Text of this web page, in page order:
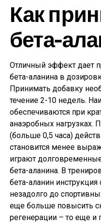
Как
бета-
Отличный эффект дает
бета-аланина в
Принимать добавку
течение 2-10 недель.
обеспечиваются при
анаэробных нагрузках.
(больше 0,5 часа)
становится менее
играют
бета-аланина. В
бета-аланин инструкция
незадолго до
еще больше повысить
регенерации – то еще и